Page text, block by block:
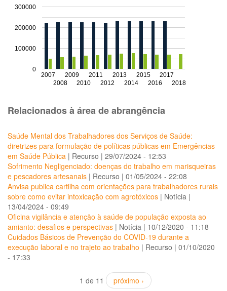
2007
2008
2009
2010
2011
2012
2013
2014
2015
2016
2017
2018
0
100000
200000
300000
Relacionados à área de abrangência
Saúde Mental dos Trabalhadores dos Serviços de Saúde:
diretrizes para formulação de políticas públicas em Emergências
em Saúde Pública | Recurso | 29/07/2024 - 12:53
Sofrimento Negligenciado: doenças do trabalho em marisqueiras
e pescadores artesanais | Recurso | 01/05/2024 - 22:08
Anvisa publica cartilha com orientações para trabalhadores rurais
sobre como evitar intoxicação com agrotóxicos | Notícia |
13/04/2024 - 09:49
Oficina vigilância e atenção à saúde de população exposta ao
amianto: desafios e perspectivas | Notícia | 10/12/2020 - 11:18
Cuidados Básicos de Prevenção do COVID-19 durante a
execução laboral e no trajeto ao trabalho | Recurso | 01/10/2020
- 17:33
1 de 11 próximo ›